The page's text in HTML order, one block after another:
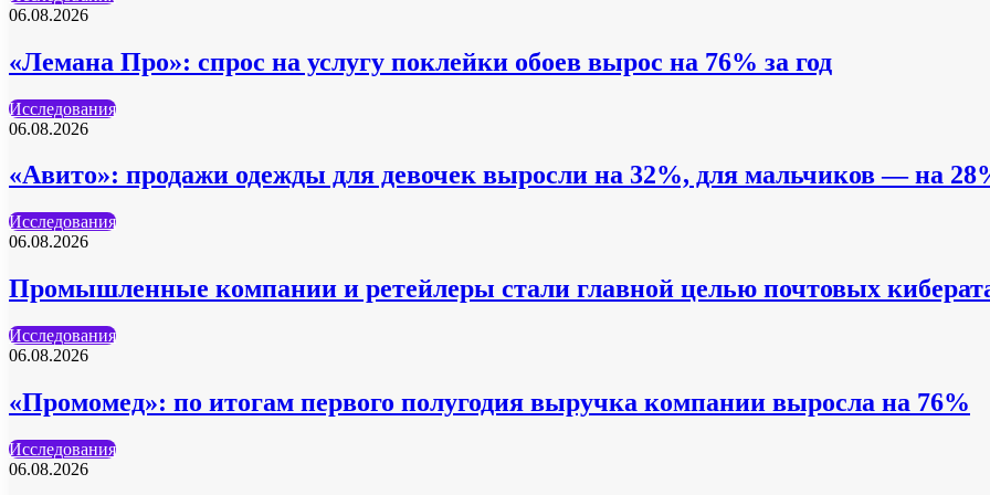
06.08.2026
«Лемана Про»: спрос на услугу поклейки обоев вырос на 76% за год
Исследования
06.08.2026
«Авито»: продажи одежды для девочек выросли на 32%, для мальчиков — на
Исследования
06.08.2026
Промышленные компании и ретейлеры стали главной целью почтовых
Исследования
06.08.2026
«Промомед»: по итогам первого полугодия выручка компании выросла на 76%
Исследования
06.08.2026